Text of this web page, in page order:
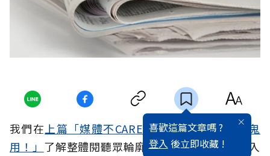
喜歡這篇文章嗎 ?
登入 後立即收藏 !
我們在 上篇「媒體不CARE閱聽眾，數位轉型有鬼
用！」 了解整體閱聽眾輪廓，接下來這篇就來深入